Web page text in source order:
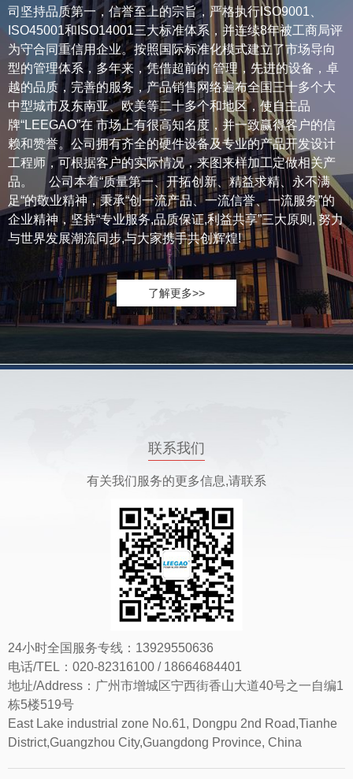
司坚持品质第一，信誉至上的宗旨，严格执行ISO9001、
ISO45001和ISO14001三大标准体系，并连续8年被工商局评
为守合同重信用企业。按照国际标准化模式建立了市场导向
型的管理体系，多年来，凭借超前的 管理，先进的设备，卓
越的品质，完善的服务，产品销售网络遍布全国三十多个大
中型城市及东南亚、欧美等二十多个和地区，使自主品
牌“LEEGAO”在 市场上有很高知名度，并一致赢得客户的信
赖和赞誉。公司拥有齐全的硬件设备及专业的产品开发设计
工程师，可根据客户的实际情况，来图来样加工定做相关产
品。 公司本着“质量第一、开拓创新、精益求精、永不满
足“的敬业精神，秉承“创一流产品、一流信誉、一流服务”的
企业精神，坚持“专业服务,品质保证,利益共享”三大原则, 努力
与世界发展潮流同步,与大家携手共创辉煌!
了解更多>>
联系我们
有关我们服务的更多信息,请联系
24小时全国服务专线：13929550636
电话/TEL：020-82316100 / 18664684401
地址/Address：广州市增城区宁西街香山大道40号之一自编1
栋5楼519号
East Lake industrial zone No.61, Dongpu 2nd Road,Tianhe
District,Guangzhou City,Guangdong Province, China